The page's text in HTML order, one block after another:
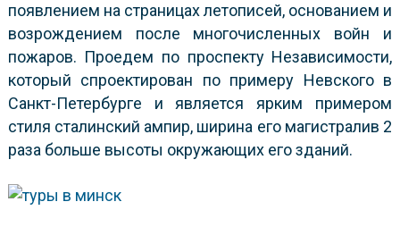
появлением на страницах летописей, основанием и
возрождением после многочисленных войн и
пожаров. Проедем по проспекту Независимости,
который спроектирован по примеру Невского в
Санкт-Петербурге и является ярким примером
стиля сталинский ампир, ширина его магистралив 2
раза больше высоты окружающих его зданий.